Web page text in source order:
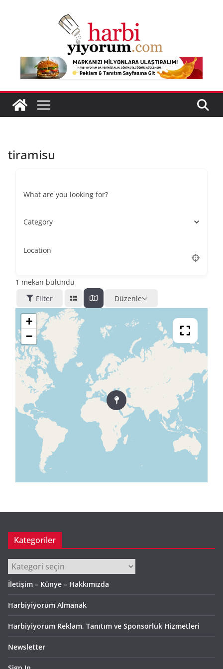
tiramisu
What are you looking for?
Category
Location
1 mekan bulundu
Filter
Düzenle
+
−
Kategoriler
Kategoriler
İletişim – Künye – Hakkımızda
Harbiyiyorum Almanak
Harbiyiyorum Reklam, Tanıtım ve Sponsorluk Hizmetleri
Newsletter